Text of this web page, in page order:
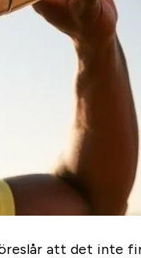
att det inte